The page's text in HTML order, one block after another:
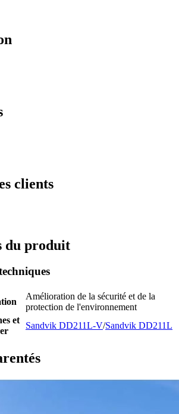
clients
du produit
Amélioration de la sécurité et de la
protection de l'environnement
et
Sandvik DD211L-V/Sandvik DD211L